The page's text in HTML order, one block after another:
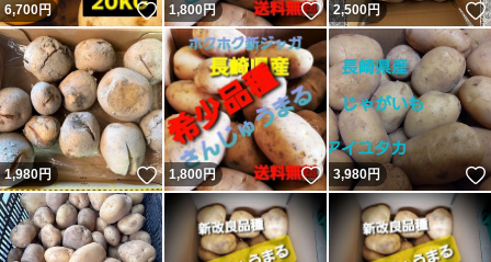
6,700円 いいね！
1,800 円 いいね！
2,500円
1,980円 いいね！
1,800 円 いいね！
3,980円